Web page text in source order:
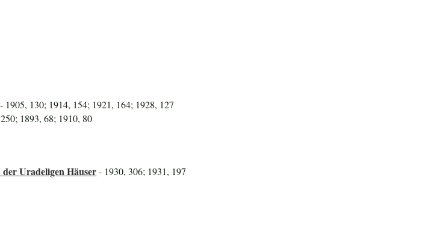
- 1905, 130; 1914, 154; 1921, 164; 1928, 127
1893, 68; 1910, 80
der Uradeligen Häuser- 1930, 306; 1931, 197